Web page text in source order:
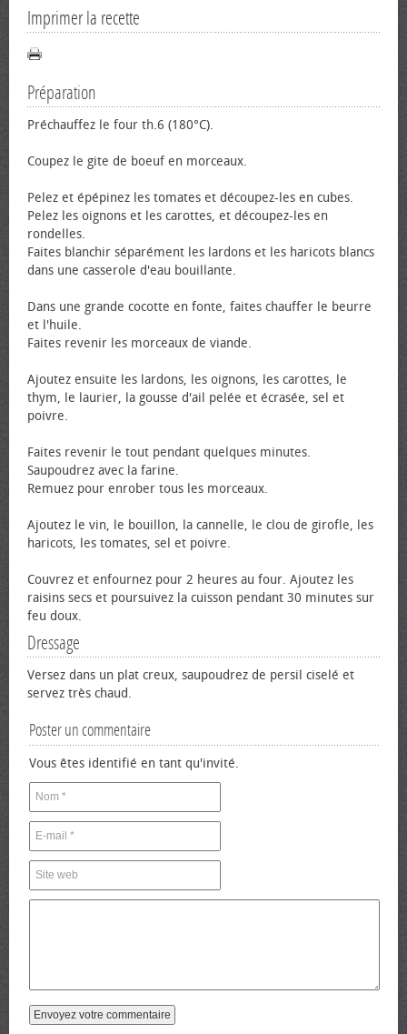
Imprimer la recette
Préparation
Préchauffez le four th.6 (180°C).
Coupez le gite de bœuf en morceaux.
Pelez et épépinez les tomates et découpez-les en cubes.
Pelez les oignons et les carottes, et découpez-les en
rondelles.
Faites blanchir séparément les lardons et les haricots blancs
dans une casserole d'eau bouillante.
Dans une grande cocotte en fonte, faites chauffer le beurre
et l'huile.
Faites revenir les morceaux de viande.
Ajoutez ensuite les lardons, les oignons, les carottes, le
thym, le laurier, la gousse d'ail pelée et écrasée, sel et
poivre.
Faites revenir le tout pendant quelques minutes.
Saupoudrez avec la farine.
Remuez pour enrober tous les morceaux.
Ajoutez le vin, le bouillon, la cannelle, le clou de girofle, les
haricots, les tomates, sel et poivre.
Couvrez et enfournez pour 2 heures au four. Ajoutez les
raisins secs et poursuivez la cuisson pendant 30 minutes sur
feu doux.
Dressage
Versez dans un plat creux, saupoudrez de persil ciselé et
servez très chaud.
Poster un commentaire
Vous êtes identifié en tant qu'invité.